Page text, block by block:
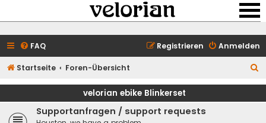
FAQ Anmelden
Registrieren
Startseite Foren-Übersicht
u
velorian ebike Blinkerset
Supportanfragen / support requests